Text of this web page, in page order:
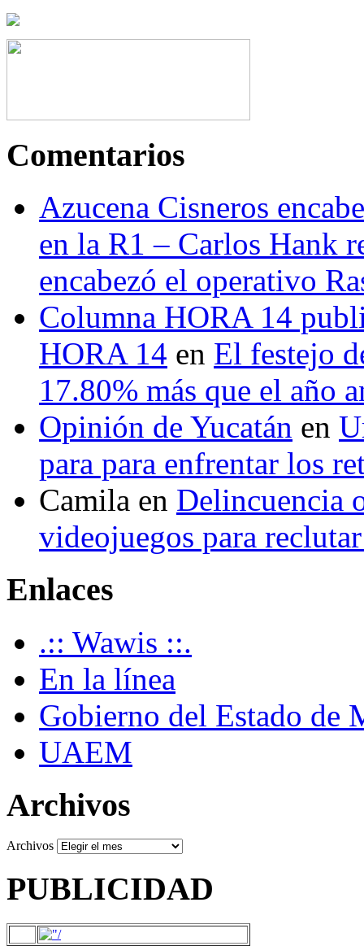
Comentarios
Azucena Cisneros
en la R1 – Carlos Hank
encabezó el operativo
Columna HORA 14
HORA 14 en El festejo
17.80% más que el año
Opinión de Yucatán en
para para enfrentar los
Camila en Delincuencia
videojuegos para
Enlaces
.:: Wawis ::.
En la línea
Gobierno del Estado de
UAEM
Archivos
Archivos
PUBLICIDAD